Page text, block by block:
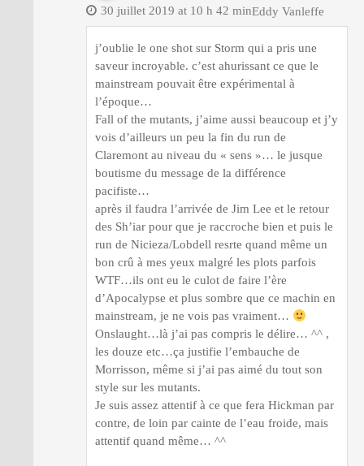
Eddy Vanleffe
30 juillet 2019 at 10 h 42 min
j’oublie le one shot sur Storm qui a pris une
saveur incroyable. c’est ahurissant ce que le
mainstream pouvait être expérimental à
l’époque…
Fall of the mutants, j’aime aussi beaucoup et j’y
vois d’ailleurs un peu la fin du run de
Claremont au niveau du « sens »… le jusque
boutisme du message de la différence
pacifiste…
après il faudra l’arrivée de Jim Lee et le retour
des Sh’iar pour que je raccroche bien et puis le
run de Nicieza/Lobdell resrte quand même un
bon crû à mes yeux malgré les plots parfois
WTF…ils ont eu le culot de faire l’ère
d’Apocalypse et plus sombre que ce machin en
mainstream, je ne vois pas vraiment…
Onslaught…là j’ai pas compris le délire… ^^ ,
les douze etc…ça justifie l’embauche de
Morrisson, même si j’ai pas aimé du tout son
style sur les mutants.
Je suis assez attentif à ce que fera Hickman par
contre, de loin par cainte de l’eau froide, mais
attentif quand même… ^^